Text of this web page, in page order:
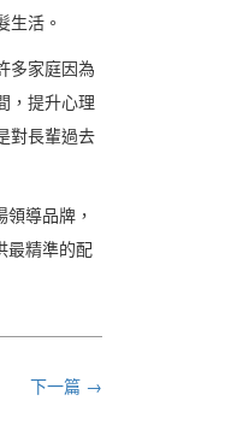
生活。
多家庭因為
，提升心理
對長輩過去
領導品牌，
最精準的配
下一篇 →